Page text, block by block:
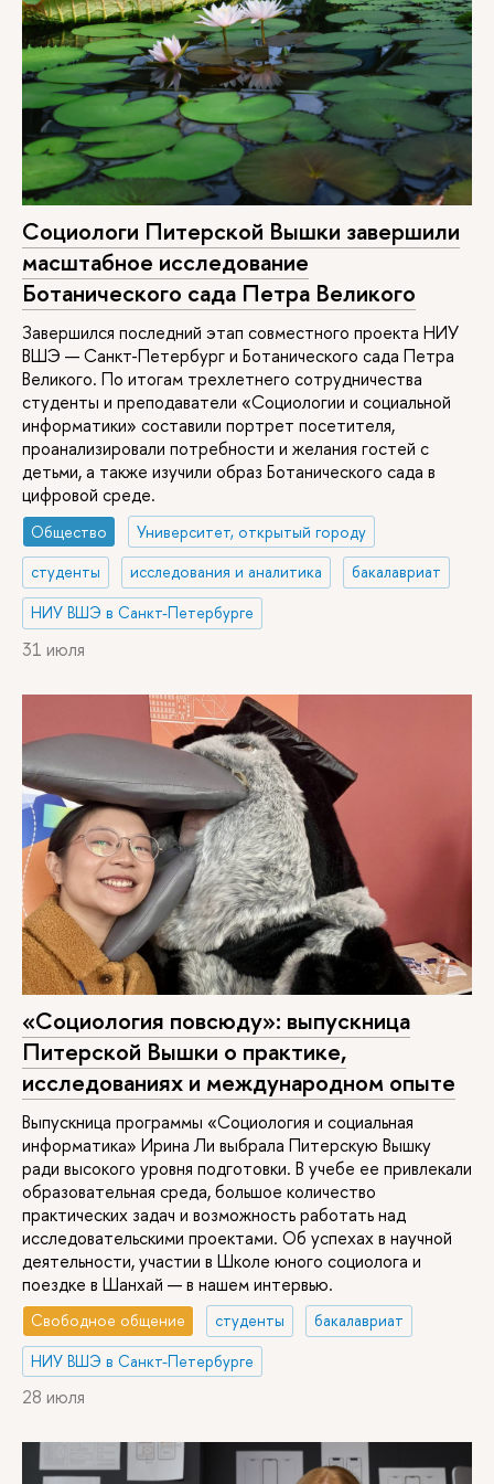
Городское развитие и
управление
20 / 10 / 2 2 года Очная
Современный
социальный анализ
25 / 10 / 2 2 года Очная
Социальное
предпринимательство
и инновации
10 / 20 / 4 2 года Очная
Политика и
глобальное
управление в Евразии
10 / 10 / 8 2 года Очная
Психологическое
сопровождение в
сфере управления
здоровьем и
благополучием
10 / 13 / 2
Управление
образованием
25 / 10 / – 2,5 года
Социологи Питерской Вышки завершили
масштабное исследование
Ботанического сада Петра Великого
Завершился последний этап совместного проекта НИУ
ВШЭ — Санкт-Петербург и Ботанического сада Петра
Великого. По итогам трехлетнего сотрудничества
студенты и преподаватели «Социологии и социальной
информатики» составили портрет посетителя,
проанализировали потребности и желания гостей с
детьми, а также изучили образ Ботанического сада в
цифровой среде.
Общество
Университет, открытый городу
студенты
исследования и аналитика
бакалавриат
НИУ ВШЭ в Санкт-Петербурге
31 июля
«Социология повсюду»: выпускница
Питерской Вышки о практике,
исследованиях и международном опыте
Выпускница программы «Социология и социальная
информатика» Ирина Ли выбрала Питерскую Вышку
ради высокого уровня подготовки. В учебе ее привлекали
образовательная среда, большое количество
практических задач и возможность работать над
исследовательскими проектами. Об успехах в научной
деятельности, участии в Школе юного социолога и
поездке в Шанхай — в нашем интервью.
Свободное общение студенты
бакалавриат
НИУ ВШЭ в Санкт-Петербурге
28 июля